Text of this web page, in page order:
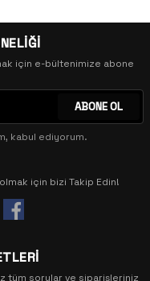
için e-bültenimize abone
ABONE OL
kabul ediyorum.
için bizi Takip Edin!
tüm sorular ve siparişleriniz